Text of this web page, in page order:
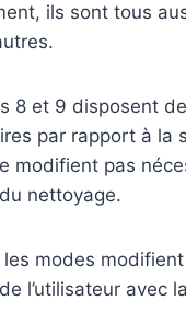
ils sont tous
8 et 9 disposent
par rapport à la
modifient pas
nettoyage.
modes modifient
l’utilisateur avec